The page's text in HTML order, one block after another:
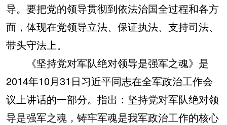
导。要把党的领导贯彻到依法治国全过程和各方
面，体现在党领导立法、保证执法、支持司法、
带头守法上。
《坚持党对军队绝对领导是强军之魂》是
2014年10月31日习近平同志在全军政治工作会
议上讲话的一部分。指出：坚持党对军队绝对领
导是强军之魂，铸牢军魂是我军政治工作的核心